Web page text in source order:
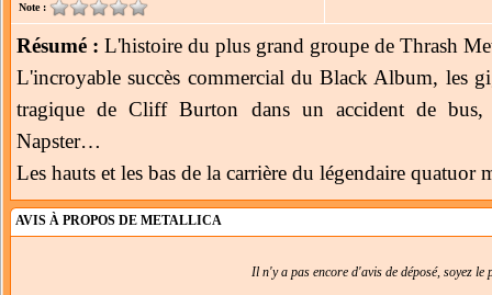
Note :
Résumé : L'histoire du plus grand groupe de Thrash
L'incroyable succès commercial du Black Album, les
tragique de Cliff Burton dans un accident de bus,
Napster…
Les hauts et les bas de la carrière du légendaire quatuor
AVIS À PROPOS DE METALLICA
Il n'y a pas encore d'avis de déposé, soyez